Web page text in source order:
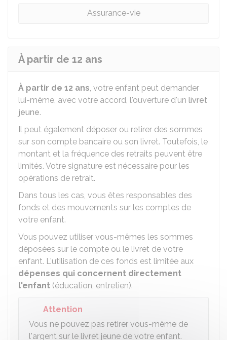
Assurance-vie
À partir de 12 ans
À partir de 12 ans, votre enfant peut demander
lui-même, avec votre accord, l'ouverture d'un livret
jeune.
Il peut également déposer ou retirer des sommes
sur son compte bancaire ou son livret. Toutefois, le
montant et la fréquence des retraits peuvent être
limités. Votre signature est nécessaire pour les
opérations de retrait.
Dans tous les cas, vous êtes responsables des
fonds et des mouvements sur les comptes de
votre enfant.
Vous pouvez utiliser vous-mêmes les sommes
déposées sur le compte ou le livret de votre
enfant. L'utilisation de ces fonds est limitée aux
dépenses qui concernent directement
l'enfant (éducation, entretien).
Attention
Vous ne pouvez pas retirer vous-même de
l'argent sur le livret jeune de votre enfant.